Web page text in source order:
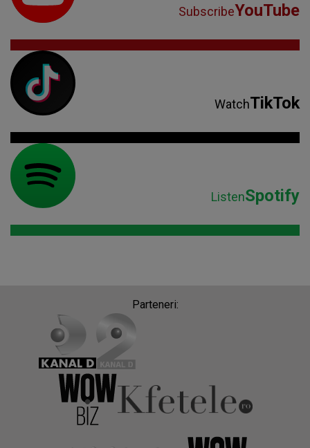
SubscribeYouTube
WatchTikTok
ListenSpotify
Parteneri: